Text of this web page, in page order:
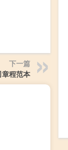
下一篇
程范本